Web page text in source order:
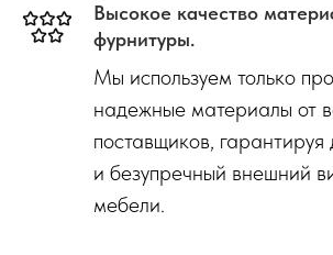
Высокое качество
фурнитуры.
Мы используем только
надежные материалы от
поставщиков, гарантируя
и безупречный внешний
мебели.